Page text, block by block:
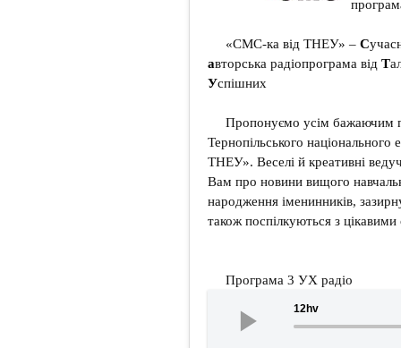
«СМС-ка від ТНЕУ» – С
авторська радіопрограма від Т
Успішних
Пропонуємо усім бажаючим
Тернопільського
ТНЕУ». Веселі й креативні
Вам про новини вищого
народження іменинників,
також поспілкуються з
Програма 3 УХ радіо
12hv